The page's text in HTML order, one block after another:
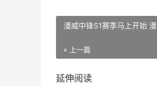
漫威中锋S1赛季马上开始
« 上一篇
延伸阅读